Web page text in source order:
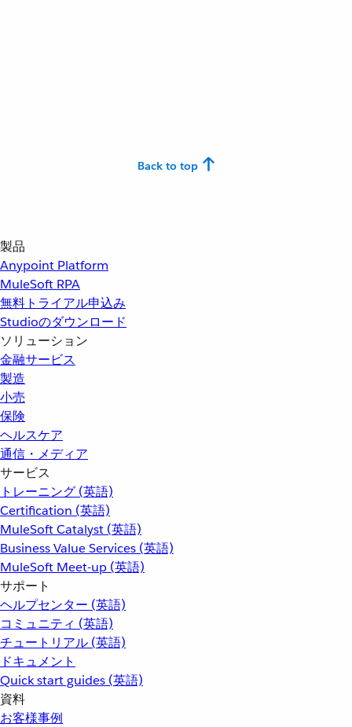
Back to top
製品
Anypoint Platform
MuleSoft RPA
無料トライアル申込み
Studioのダウンロード
ソリューション
金融サービス
製造
小売
保険
ヘルスケア
通信・メディア
サービス
トレーニング (英語)
Certification (英語)
MuleSoft Catalyst (英語)
Business Value Services (英語)
MuleSoft Meet-up (英語)
サポート
ヘルプセンター (英語)
コミュニティ (英語)
チュートリアル (英語)
ドキュメント
Quick start guides (英語)
資料
お客様事例